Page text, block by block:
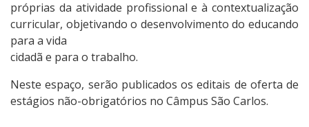
próprias da atividade profissional e à contextualização
curricular, objetivando o desenvolvimento do educando
para a vida
cidadã e para o trabalho.
Neste espaço, serão publicados os editais de oferta de
estágios não-obrigatórios no Câmpus São Carlos.